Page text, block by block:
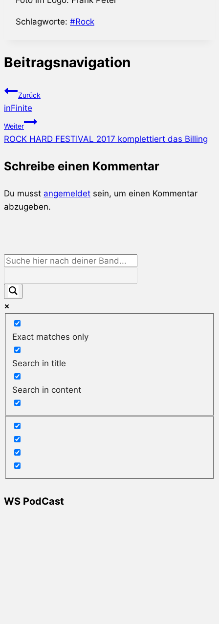
Schlagworte: #Rock
Beitragsnavigation
Zurück
inFinite
Weiter
ROCK HARD FESTIVAL 2017 komplettiert das Billing
Schreibe einen Kommentar
Du musst angemeldet sein, um einen Kommentar
abzugeben.
Exact matches only
Search in title
Search in content
WS PodCast